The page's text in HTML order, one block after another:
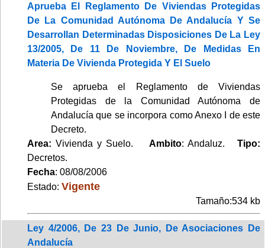
Aprueba El Reglamento De Viviendas Protegidas
De La Comunidad Autónoma De Andalucía Y Se
Desarrollan Determinadas Disposiciones De La Ley
13/2005, De 11 De Noviembre, De Medidas En
Materia De Vivienda Protegida Y El Suelo
Se aprueba el Reglamento de Viviendas
Protegidas de la Comunidad Autónoma de
Andalucía que se incorpora como Anexo I de este
Decreto.
Area: Vivienda y Suelo.Ambito: Andaluz.Tipo:
Decretos.
Fecha: 08/08/2006
Estado: Vigente
Tamaño:534 kb
Ley 4/2006, De 23 De Junio, De Asociaciones De
Andalucía